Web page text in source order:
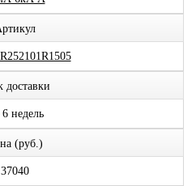
доставки
недель
(руб.)
37040